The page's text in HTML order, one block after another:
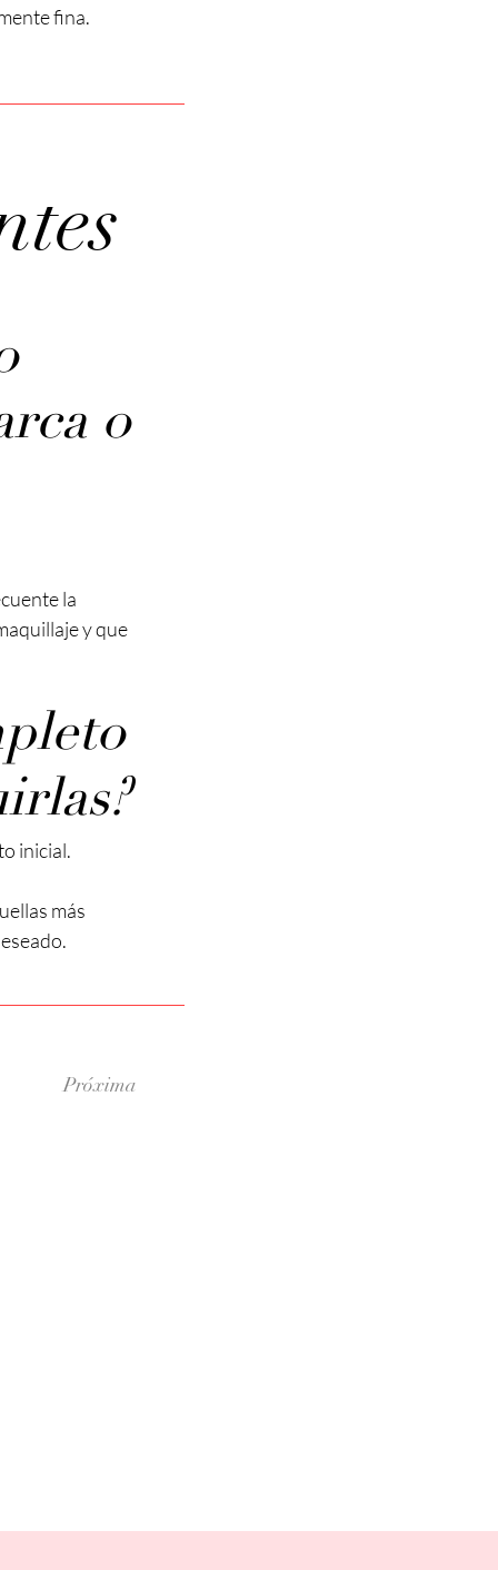
fina.
o
la
y que
inicial.
más
Próxima